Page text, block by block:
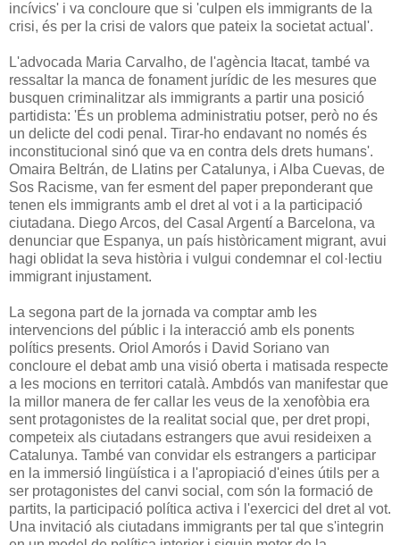
incívics' i va concloure que si 'culpen els immigrants de la
crisi, és per la crisi de valors que pateix la societat actual'.
L'advocada Maria Carvalho, de l'agència Itacat, també va
ressaltar la manca de fonament jurídic de les mesures que
busquen criminalitzar als immigrants a partir una posició
partidista: 'És un problema administratiu potser, però no és
un delicte del codi penal. Tirar-ho endavant no només és
inconstitucional sinó que va en contra dels drets humans'.
Omaira Beltrán, de Llatins per Catalunya, i Alba Cuevas, de
Sos Racisme, van fer esment del paper preponderant que
tenen els immigrants amb el dret al vot i a la participació
ciutadana. Diego Arcos, del Casal Argentí a Barcelona, va
denunciar que Espanya, un país històricament migrant, avui
hagi oblidat la seva història i vulgui condemnar el col·lectiu
immigrant injustament.
La segona part de la jornada va comptar amb les
intervencions del públic i la interacció amb els ponents
polítics presents. Oriol Amorós i David Soriano van
concloure el debat amb una visió oberta i matisada respecte
a les mocions en territori català. Ambdós van manifestar que
la millor manera de fer callar les veus de la xenofòbia era
sent protagonistes de la realitat social que, per dret propi,
competeix als ciutadans estrangers que avui resideixen a
Catalunya. També van convidar els estrangers a participar
en la immersió lingüística i a l'apropiació d'eines útils per a
ser protagonistes del canvi social, com són la formació de
partits, la participació política activa i l'exercici del dret al vot.
Una invitació als ciutadans immigrants per tal que s'integrin